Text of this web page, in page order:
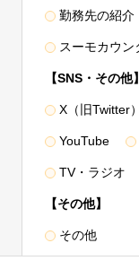
ほか、上記「利用
三者に提供すること
、電話番号のほか
料請求・物件エントリ
情報（設計施工図面
勤務先の紹介
スーモカウン
【SNS・その他】
X（旧Twitter）
YouTube
TV・ラジオ
【その他】
その他